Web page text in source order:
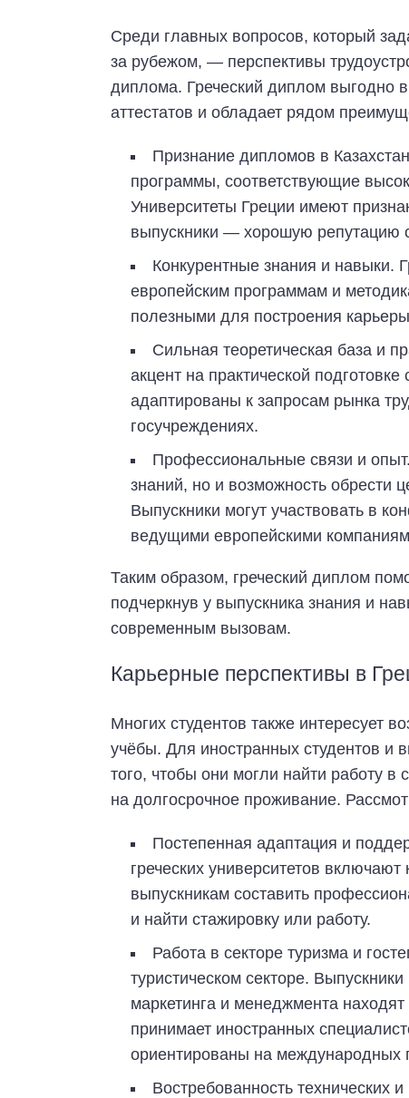
Среди главных вопросов, который
за рубежом, — перспективы
диплома. Греческий диплом выгодно
аттестатов и обладает рядом
Признание дипломов в
программы, соответствующие
Университеты Греции имеют
выпускники — хорошую репутацию
Конкурентные знания и навыки.
европейским программам и
полезными для построения
Сильная теоретическая база и
акцент на практической
адаптированы к запросам рынка
госучреждениях.
Профессиональные связи и
знаний, но и возможность обрести
Выпускники могут участвовать в
ведущими европейскими
Таким образом, греческий диплом
подчеркнув у выпускника знания и
современным вызовам.
Карьерные перспективы в
Многих студентов также интересует
учёбы. Для иностранных студентов и
того, чтобы они могли найти работу
на долгосрочное проживание.
Постепенная адаптация и
греческих университетов
выпускникам составить
и найти стажировку или работу.
Работа в секторе туризма и
туристическом секторе.
маркетинга и менеджмента
принимает иностранных
ориентированы на международных
Востребованность технических